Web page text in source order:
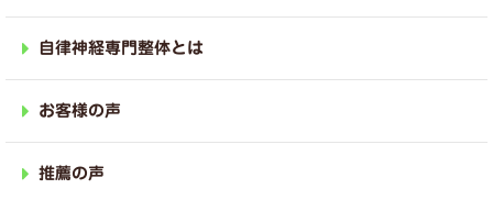
自律神経専門整体とは
お客様の声
推薦の声